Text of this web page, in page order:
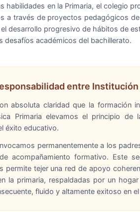
habilidades en la Primaria, el colegio
a través de proyectos pedagógicos
desarrollo progresivo de hábitos de
desafíos académicos del bachillerato.
entre Institución
absoluta claridad que la formación
Primaria elevamos el principio
éxito educativo.
permanentemente a los
acompañamiento formativo. Este
permite tejer una red de apoyo
la primaria, respaldadas por un
fluido y altamente exitoso en